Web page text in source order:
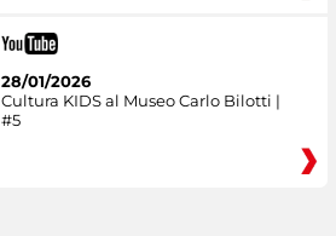
28/01/2026
Cultura KIDS al Museo Carlo Bilotti |
#5